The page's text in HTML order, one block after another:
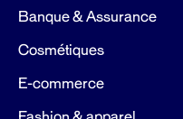
Banque & Assurance
Cosmétiques
E-commerce